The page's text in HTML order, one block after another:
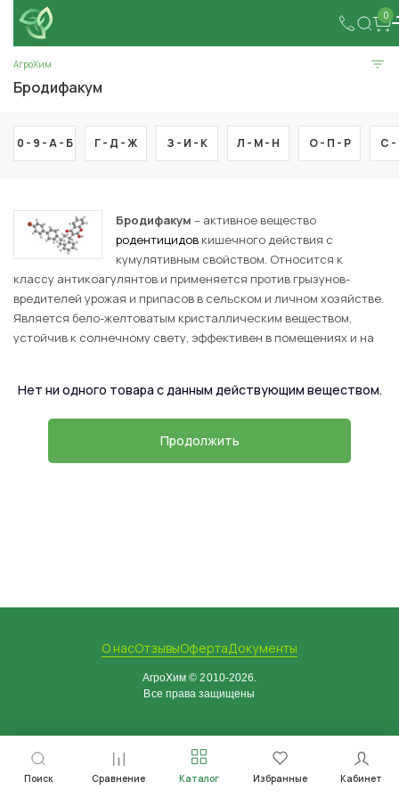
0
Поиск Сравнение Каталог Избранные Кабинет
АгроХим
Бродифакум
0 - 9 -А - Б Г - Д -Ж З - И - К Л - М - Н О - П - Р С -
Бродифакум – активное вещество
родентицидов кишечного действия с
кумулятивным свойством. Относится к
классу антикоагулянтов и применяется против грызунов-
вредителей урожая и припасов в сельском и личном хозяйстве.
Является бело-желтоватым кристаллическим веществом,
устойчив к солнечному свету, эффективен в помещениях и на
Действие на вредителей
антикоагулянтом крови ІІ поколения. Его действие нарушает
синтез витамина K1, который нужен для выработки
протромбинов. При поедании отравы у вредителей нарушается
Механизм действия
резко ухудшается свёртываемость крови и работа сосудов. В
провоцирует у грызуна сильное внутренне кровотечение и
Симптомы повреждения
Вредители становятся вялыми, но сохраняют аппетит,
поскольку яд не ощущается во вкусе. Со временем малейшая
царапина проявляется обильным кровотечением и приводит к
Нет ни одного товара с данным действующим веществом.
Продолжить
О насОтзывыОфертаДокументы
АгроХим © 2010-2026.
Все права защищены